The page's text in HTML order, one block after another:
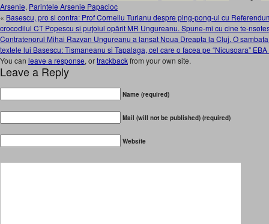
Arsenie, Parintele Arsenie Papacioc
« Basescu, pro si contra: Prof Corneliu Turianu despre ping-pong-ul cu
crocodilul CT Popescu si puţoiul opărit MR Ungureanu. Spune-mi cu cine te-
Contratenorul Mihai Razvan Ungureanu a lansat Noua Dreapta la Cluj. O
textele lui Basescu: Tismaneanu si Tapalaga, cel care o facea pe “Nicusoara”
You can leave a response, ortrackbackfrom your own site.
Leave a Reply
Name (required)
Mail (will not be published) (required)
Website